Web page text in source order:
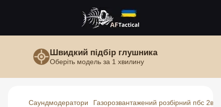
Швидкий підбір глушника
Оберіть модель за 1 хвилину
Саундмодератори Газорозвантажений розбірний пбс